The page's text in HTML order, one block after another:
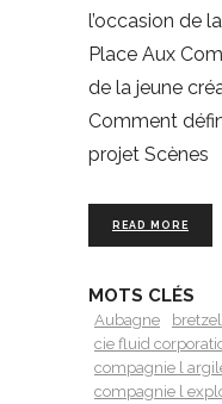
l’occasion de
Place Aux
de la jeune
Comment
projet Scènes
READ MORE
MOTS CLÉS
Aubagne
cie fluid
compagnie l
compagnie l